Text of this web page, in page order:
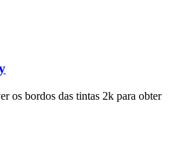
os bordos das tintas 2k para obter